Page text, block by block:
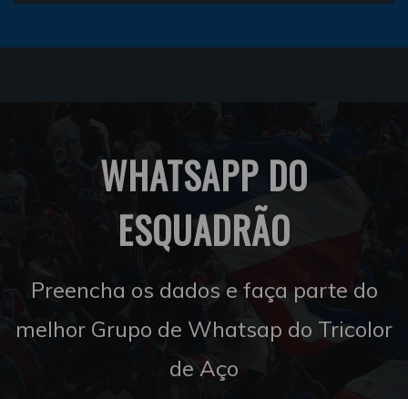
WHATSAPP DO
ESQUADRÃO
Preencha os dados e faça parte do
melhor Grupo de Whatsap do Tricolor
de Aço